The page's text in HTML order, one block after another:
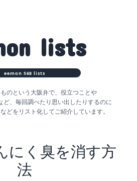
lists
eemon 568 lists
のという大阪弁で、役立つことや
、 毎回調べたり思い出したりするのに
どをリスト化してご紹介しています。
にく臭を消す方
法